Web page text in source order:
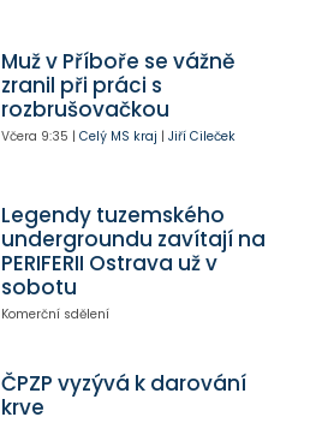
Muž v Příboře se vážně
zranil při práci s
rozbrušovačkou
Včera 9:35 | Celý MS kraj | Jiří Cileček
Legendy tuzemského
undergroundu zavítají na
PERIFERII Ostrava už v
sobotu
Komerční sdělení
ČPZP vyzývá k darování
krve